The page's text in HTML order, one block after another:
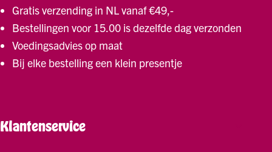
Gratis verzending in NL vanaf €49,-
Bestellingen voor 15.00 is dezelfde dag verzonden
Voedingsadvies op maat
Bij elke bestelling een klein presentje
Klantenservice